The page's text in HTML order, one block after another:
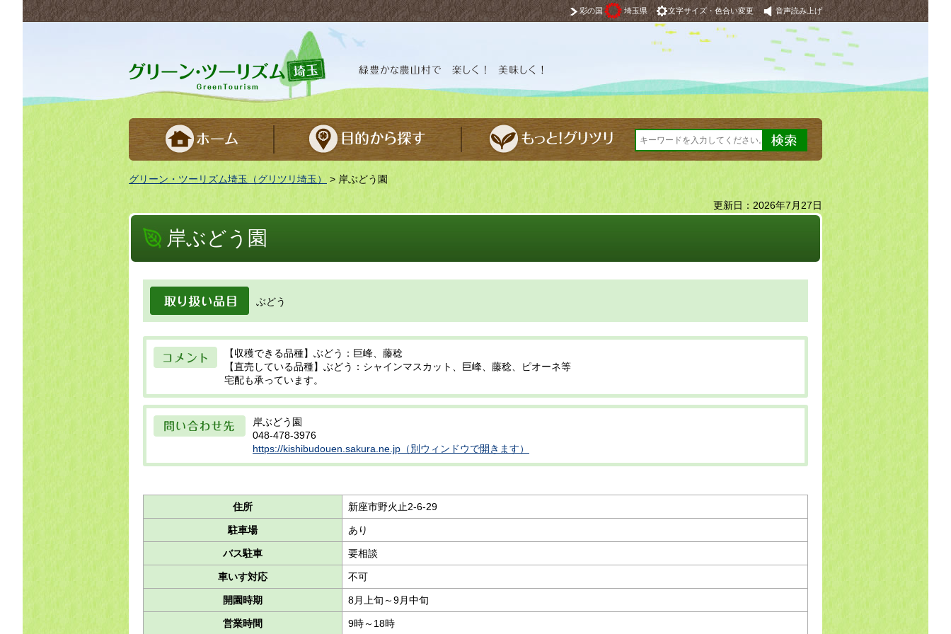
彩の国 埼玉県 文字サイズ・色合い変更 音声読み上げ
グリーンツーリズム埼玉 緑豊かな農山村で 楽しく！ 美味しく！
グリーン・ツーリズム埼玉（グリツリ埼玉） > 岸ぶどう園
更新日：2026年7月27日
岸ぶどう園
取り扱い品目 ぶどう
コメント
【収穫できる品種】ぶどう：巨峰、藤稔
【直売している品種】ぶどう：シャインマスカット、巨峰、藤稔、ピオーネ等
宅配も承っています。
問い合わせ先
岸ぶどう園
048-478-3976
https://kishibudouen.sakura.ne.jp（別ウィンドウで開きます）
住所 新座市野火止2-6-29
駐車場 あり
バス駐車 要相談
車いす対応 不可
開園時期 8月上旬～9月中旬
営業時間 9時～18時